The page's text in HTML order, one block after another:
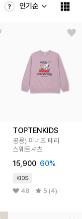
인기순
TOPTENKIDS
공용) 피너츠 테리
스웨트셔츠
15,900 60%
KIDS
48 5 (4)